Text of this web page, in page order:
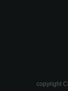
copyright